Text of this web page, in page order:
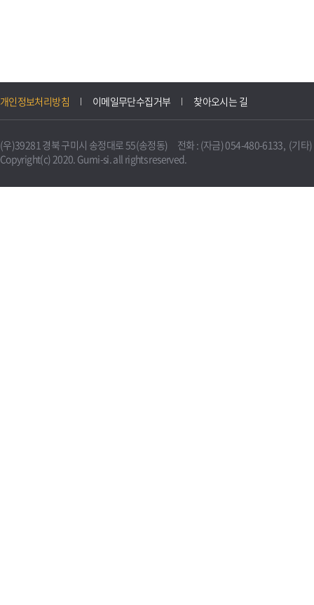
개인정보처리방침 이메일무단수집거부 찾아오시는 길
(우)39281 경북 구미시 송정대로 55(송정동) 전화 : (자금) 054-480-6133, (기타
Copyright(c) 2020. Gumi-si. all rights reserved.